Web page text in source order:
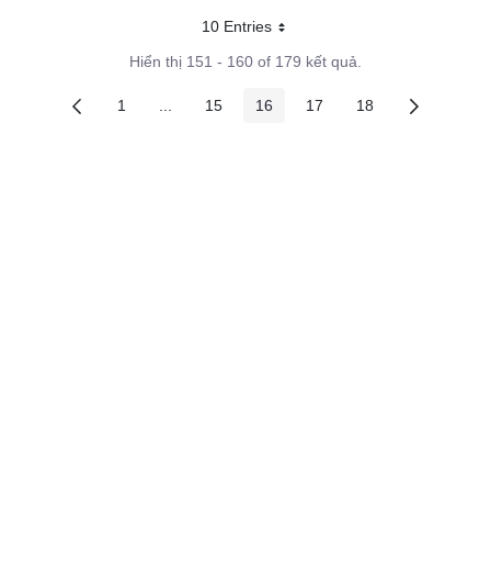
10 EntriesMỗi trang
Hiển thị 151 - 160 of 179 kết quả.
Các trang trên cổng
1 Các trang trung gian
Các trang trên cổng
15 Các trang trên cổng
16 Các trang trên cổng
17 Các trang trên
18